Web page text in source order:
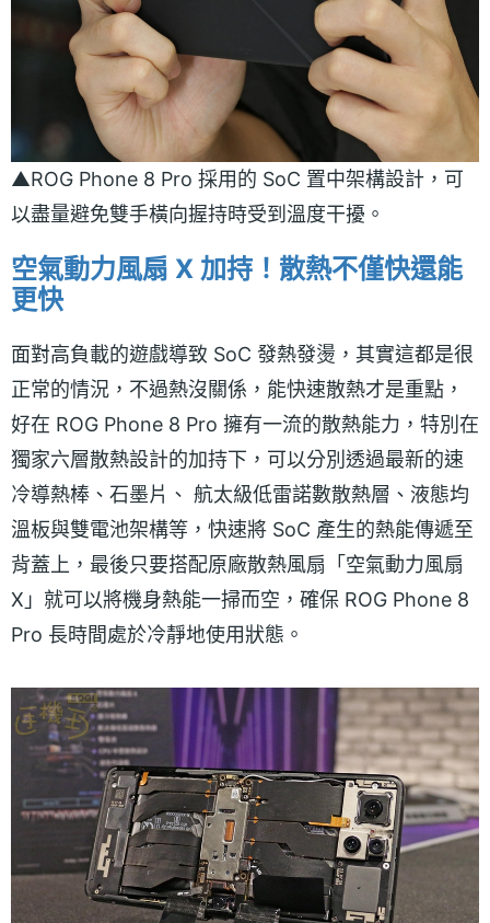
▲ROG Phone 8 Pro 採用的 SoC 置中架構設計，可
以盡量避免雙手橫向握持時受到溫度干擾。
空氣動力風扇 X 加持！散熱不僅快還能
更快
面對高負載的遊戲導致 SoC 發熱發燙，其實這都是很
正常的情況，不過熱沒關係，能快速散熱才是重點，
好在 ROG Phone 8 Pro 擁有一流的散熱能力，特別在
獨家六層散熱設計的加持下，可以分別透過最新的速
冷導熱棒、石墨片、 航太級低雷諾數散熱層、液態均
溫板與雙電池架構等，快速將 SoC 產生的熱能傳遞至
背蓋上，最後只要搭配原廠散熱風扇「空氣動力風扇
X」就可以將機身熱能一掃而空，確保 ROG Phone 8
Pro 長時間處於冷靜地使用狀態。